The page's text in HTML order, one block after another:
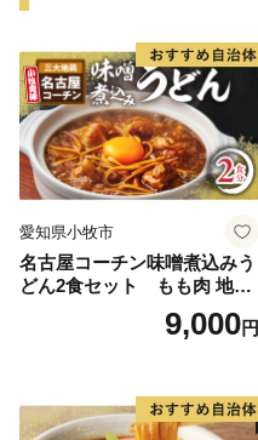
愛知県小牧市
名古屋コーチン味噌煮込みう
どん2食セット もも肉 地鶏
9,000円